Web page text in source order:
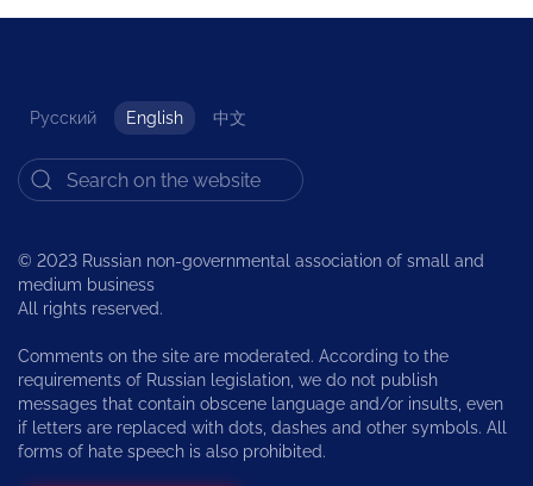
Русский English 中文
© 2023 Russian non-governmental association of small and
medium business
All rights reserved.
Comments on the site are moderated. According to the
requirements of Russian legislation, we do not publish
messages that contain obscene language and/or insults, even
if letters are replaced with dots, dashes and other symbols. All
forms of hate speech is also prohibited.